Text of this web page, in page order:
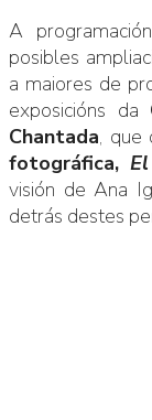
A
posibles
a maiores de
exposicións da
Chantada, que
fotográfica,
visión de Ana
detrás destes